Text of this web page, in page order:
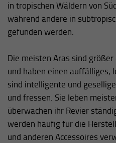
in tropischen Wäldern von
während andere in
gefunden werden.
Die meisten Aras sind
und haben einen auffälliges,
sind intelligente und
und fressen. Sie leben
überwachen ihr Revier
werden häufig für die
und anderen Accessoires